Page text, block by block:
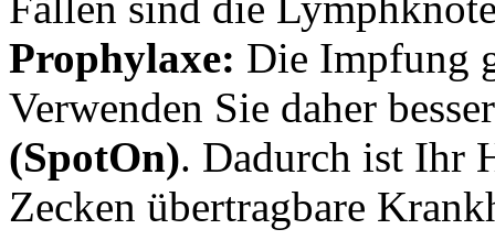
Prophylaxe: Die Impfung
Verwenden Sie daher
(SpotOn). Dadurch ist Ihr
Zecken übertragbare